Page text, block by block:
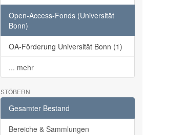
Open-Access-Fonds (Universität
Bonn)
OA-Förderung Universität Bonn (1)
... mehr
STÖBERN
Gesamter Bestand
Bereiche & Sammlungen